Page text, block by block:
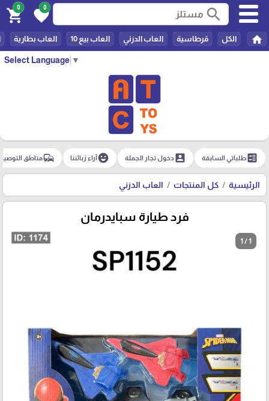
Select Language ▼
search
0
favorite
0
shopping_cart
home الكل قرطاسية العاب الدزني العاب بيع 10 العاب بطارية
ballotطلباتي السابقة account_boxدخول تجار الجملة emoji_emotionsآراء زبائننا commuteمناطق
الرئيسية كل المنتجات العاب الدزني
فرد طيارة سبايدرمان
1 / 1